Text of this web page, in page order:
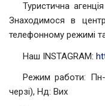
Туристична
Знаходимося в
телефонному режимі
Наш INSTAGRAM:
Режим работи: Пн-
черзі), Нд: Вих